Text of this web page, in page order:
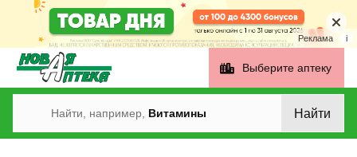
Реклама i
Выберите аптеку
Найти, например, Витамины Найти